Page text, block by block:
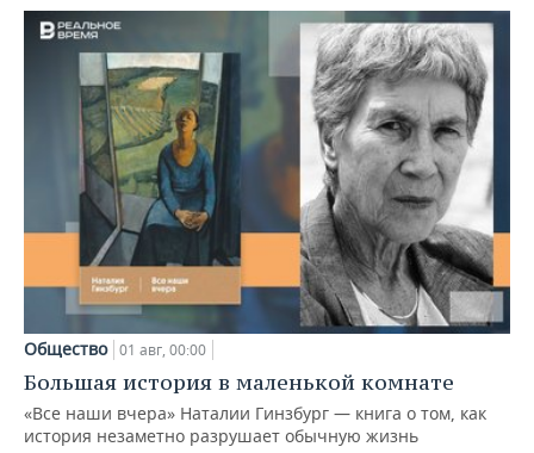
Общество 01 авг, 00:00
Большая история в маленькой комнате
«Все наши вчера» Наталии Гинзбург — книга о том, как
история незаметно разрушает обычную жизнь